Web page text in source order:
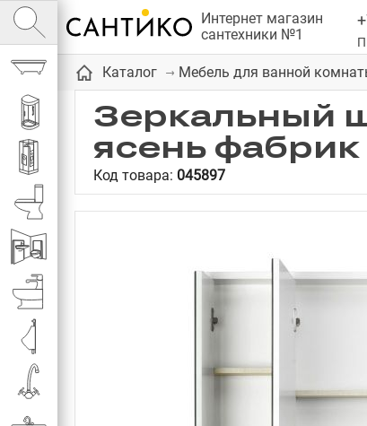
Интернет магазин
сантехники №1
Ванны
Душевые кабины
Душевые
Каталог Мебель для ванной
Зеркальный
ясень
Код товара: 045897